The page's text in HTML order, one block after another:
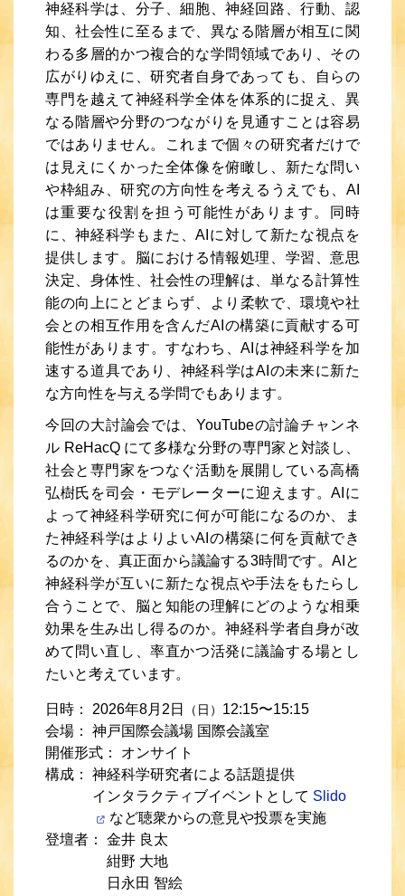
神経科学は、分子、細胞、神経回路、行動、認
知、社会性に至るまで、異なる階層が相互に関
わる多層的かつ複合的な学問領域であり、その
広がりゆえに、研究者自身であっても、自らの
専門を越えて神経科学全体を体系的に捉え、異
なる階層や分野のつながりを見通すことは容易
ではありません。これまで個々の研究者だけで
は見えにくかった全体像を俯瞰し、新たな問い
や枠組み、研究の方向性を考えるうえでも、AI
は重要な役割を担う可能性があります。同時
に、神経科学もまた、AIに対して新たな視点を
提供します。脳における情報処理、学習、意思
決定、身体性、社会性の理解は、単なる計算性
能の向上にとどまらず、より柔軟で、環境や社
会との相互作用を含んだAIの構築に貢献する可
能性があります。すなわち、AIは神経科学を加
速する道具であり、神経科学はAIの未来に新た
な方向性を与える学問でもあります。
今回の大討論会では、YouTubeの討論チャンネ
ル ReHacQ にて多様な分野の専門家と対談し、
社会と専門家をつなぐ活動を展開している高橋
弘樹氏を司会・モデレーターに迎えます。AIに
よって神経科学研究に何が可能になるのか、ま
た神経科学はよりよいAIの構築に何を貢献でき
るのかを、真正面から議論する3時間です。AIと
神経科学が互いに新たな視点や手法をもたらし
合うことで、脳と知能の理解にどのような相乗
効果を生み出し得るのか。神経科学者自身が改
めて問い直し、率直かつ活発に議論する場とし
たいと考えています。
日時： 2026年8月2日 （日） 12:15〜15:15
会場：
神戸国際会議場 国際会議室
開催形式：
オンサイト
構成：
神経科学研究者による話題提供
インタラクティブイベントとして Slido
など聴衆からの意見や投票を実施
登壇者：
金井 良太
紺野 大地
日永田 智絵